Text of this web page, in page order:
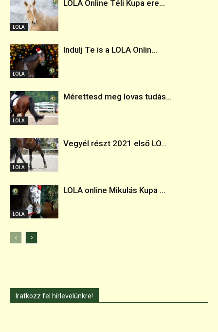
LOLA
LOLA Online Téli Kupa ere...
LOLA
Indulj Te is a LOLA Onlin...
LOLA
Mérettesd meg lovas tudás...
LOLA
Vegyél részt 2021 első LO...
LOLA
LOLA online Mikulás Kupa ...
Iratkozz fel hírlevelünkre!